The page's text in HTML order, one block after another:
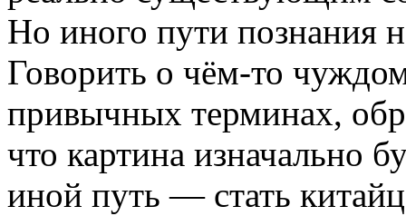
Но иного пути познания
Говорить о чём-то
привычных терминах,
что картина изначально
иной путь — стать